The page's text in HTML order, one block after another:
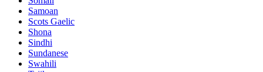
Samoan
Scots Gaelic
Shona
Sindhi
Sundanese
Swahili